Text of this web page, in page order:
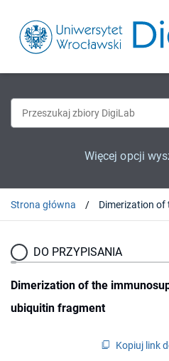
Więcej opcji
Strona główna
DO PRZYPISANIA
Dimerization of the
ubiquitin fragment
Kopiuj link